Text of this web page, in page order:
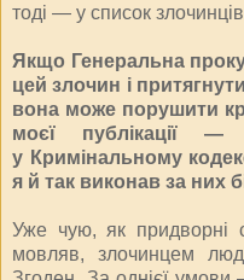
тоді — у список
Якщо Генеральна
цей злочин і
вона може порушити
моєї публікації —
у Кримінальному
я й так виконав за них
Уже чую, як придворні
мовляв, злочинцем